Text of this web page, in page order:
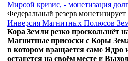
Мироой кризис, - монетизация
Федеральный резерв
Инверсия Магнитных Полюсов
Кора Земли резко проскользнёт
Магнитные присоски с Коры
в котором вращается само
останется на своём месте и